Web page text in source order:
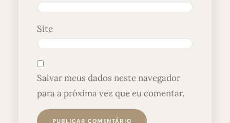
Site
Salvar meus dados neste navegador
para a próxima vez que eu comentar.